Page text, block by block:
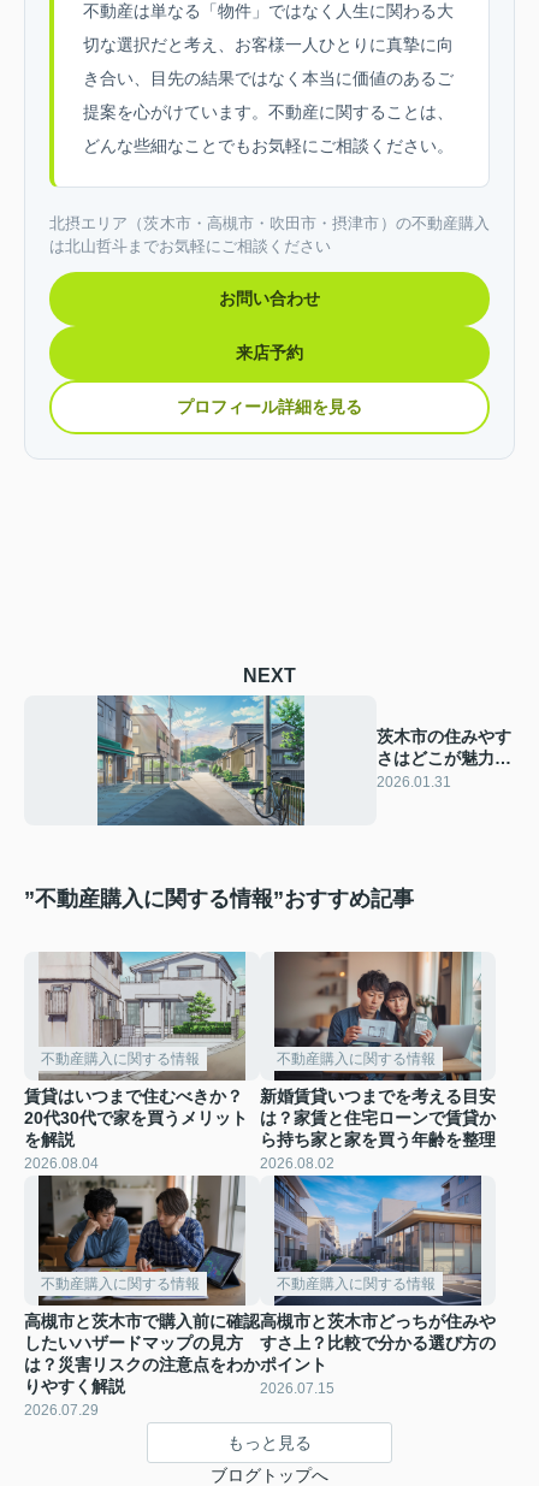
不動産は単なる「物件」ではなく人生に関わる大
切な選択だと考え、お客様一人ひとりに真摯に向
き合い、目先の結果ではなく本当に価値のあるご
提案を心がけています。不動産に関することは、
どんな些細なことでもお気軽にご相談ください。
北摂エリア（茨木市・高槻市・吹田市・摂津市）の不動産購入
は北山哲斗までお気軽にご相談ください
お問い合わせ
来店予約
プロフィール詳細を見る
NEXT
茨木市の住みやす
さはどこが魅力？
物件購入のポイン
2026.01.31
”不動産購入に関する情報”おすすめ記事
不動産購入に関する情報
賃貸はいつまで住むべきか？
20代30代で家を買うメリット
を解説
2026.08.04
不動産購入に関する情報
新婚賃貸いつまでを考える目安
は？家賃と住宅ローンで賃貸か
ら持ち家と家を買う年齢を整理
2026.08.02
不動産購入に関する情報
高槻市と茨木市で購入前に確認
したいハザードマップの見方
は？災害リスクの注意点をわか
りやすく解説
2026.07.29
不動産購入に関する情報
高槻市と茨木市どっちが住みや
すさ上？比較で分かる選び方の
ポイント
2026.07.15
もっと見る
ブログトップへ